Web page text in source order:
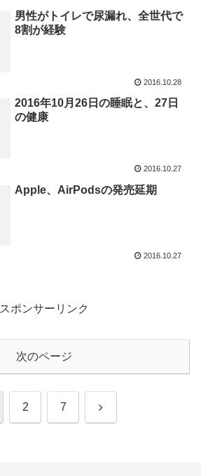
男性がトイレで尿漏れ、全世代で
8割が経験
2016.10.28
2016年10月26日の睡眠と、27日
の健康
2016.10.27
Apple、AirPodsの発売延期
2016.10.27
スポンサーリンク
次のページ
2 7 次